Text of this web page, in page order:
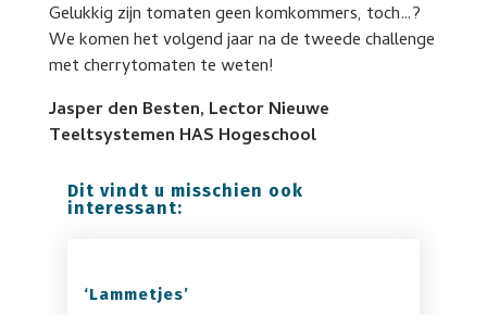
Gelukkig zijn tomaten geen komkommers, toch…?
We komen het volgend jaar na de tweede challenge
met cherrytomaten te weten!
Jasper den Besten, Lector Nieuwe
Teeltsystemen HAS Hogeschool
Dit vindt u misschien ook
interessant:
‘Lammetjes’